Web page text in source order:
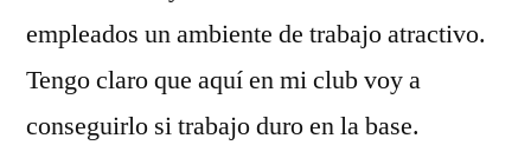
empleados un ambiente de trabajo atractivo.
Tengo claro que aquí en mi club voy a
conseguirlo si trabajo duro en la base.